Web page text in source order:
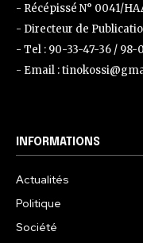
- Récépissé N° 0041/
- Directeur de
- Tel : 90-33-47-36 / 98-
- Email :
INFORMATIONS
Actualités
Politique
Société